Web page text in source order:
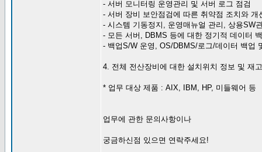
- 서버 모니터링 운영관리 및 서버 로그 점검
- 서버 장비 보안점검에 따른 취약점 조치와 개
- 시스템 기동정지, 운영매뉴얼 관리, 상용SW
- 모든 서버, DBMS 등에 대한 정기적 데이터
- 백업S/W 운영, OS/DBMS/로그/데이터 백업
4. 전체 전산장비에 대한 설치위치 정보 및 재
* 업무 대상 제품 : AIX, IBM, HP, 미들웨어 등
업무에 관한 문의사항이나
궁금하신점 있으면 연락주세요!